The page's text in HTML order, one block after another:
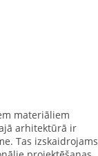
materiāliem
arhitektūrā ir
Tas izskaidrojams